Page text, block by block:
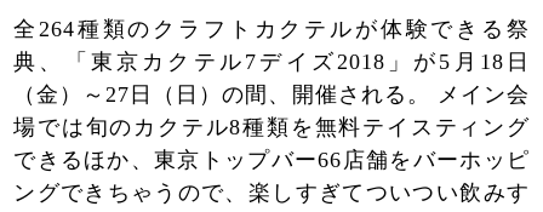
全264種類のクラフトカクテルが体験できる祭
典、「東京カクテル7デイズ2018」が5月18日
（金）～27日（日）の間、開催される。 メイン会
場では旬のカクテル8種類を無料テイスティング
できるほか、東京トップバー66店舗をバーホッピ
ングできちゃうので、楽しすぎてついつい飲みす